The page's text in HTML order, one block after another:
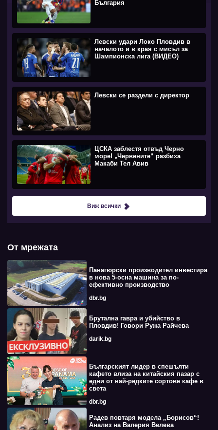
България
Левски удари Локо Пловдив в
началото и в края с мисъл за
Шампионска лига (ВИДЕО)
Левски се раздели с директор
ЦСКА заблестя отвъд Черно
море! „Червените“ разбиха
Макаби Тел Авив
Виж всички
От мрежата
Панагюрски производител инвестира
в нова 5-осна машина за по-
ефективно производство
dbr.bg
Брутална гавра и убийство в
Пловдив! Говори Ружа Райчева
darik.bg
Българският лидер в спешълти
кафето влиза на китайския пазар с
едни от най-редките сортове кафе в
света
dbr.bg
Радев повтаря модела „Борисов“!
Анализ на Валерия Велева